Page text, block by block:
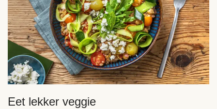
Eet lekker veggie